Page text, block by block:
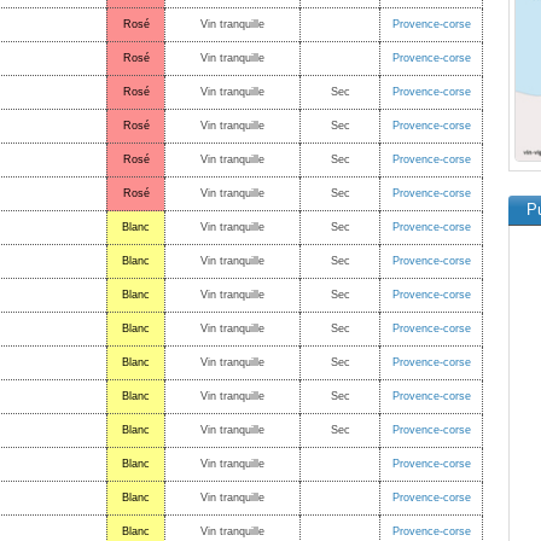
Rosé Vin tranquille Provence-corse
Rosé Vin tranquille Provence-corse
Rosé Vin tranquille Sec Provence-corse
Rosé Vin tranquille Sec Provence-corse
Rosé Vin tranquille Sec Provence-corse
Rosé Vin tranquille Sec Provence-corse
Blanc Vin tranquille Sec Provence-corse
Blanc Vin tranquille Sec Provence-corse
Blanc Vin tranquille Sec Provence-corse
Blanc Vin tranquille Sec Provence-corse
Blanc Vin tranquille Sec Provence-corse
Blanc Vin tranquille Sec Provence-corse
Blanc Vin tranquille Sec Provence-corse
Blanc Vin tranquille Provence-corse
Blanc Vin tranquille Provence-corse
Blanc Vin tranquille Provence-corse